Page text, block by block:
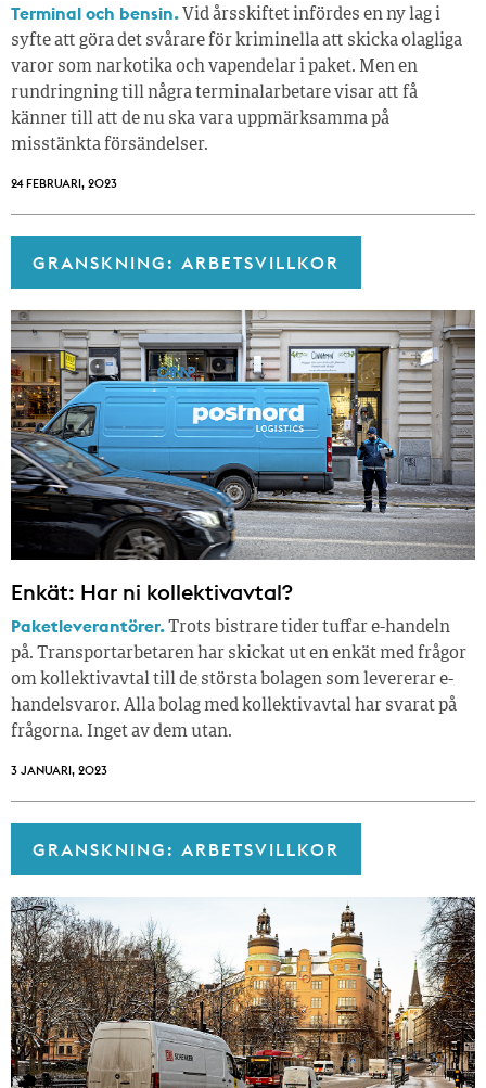
Terminal och bensin. Vid årsskiftet infördes en ny lag i
syfte att göra det svårare för kriminella att skicka olagliga
varor som narkotika och vapendelar i paket. Men en
rundringning till några terminalarbetare visar att få
känner till att de nu ska vara uppmärksamma på
misstänkta försändelser.
24 FEBRUARI, 2023
GRANSKNING: ARBETSVILLKOR
Enkät: Har ni kollektivavtal?
Paketleverantörer.Trots bistrare tider tuffar e-handeln
på. Transportarbetaren har skickat ut en enkät med frågor
om kollektivavtal till de största bolagen som levererar e-
handelsvaror. Alla bolag med kollektivavtal har svarat på
frågorna. Inget av dem utan.
3 JANUARI, 2023
GRANSKNING: ARBETSVILLKOR